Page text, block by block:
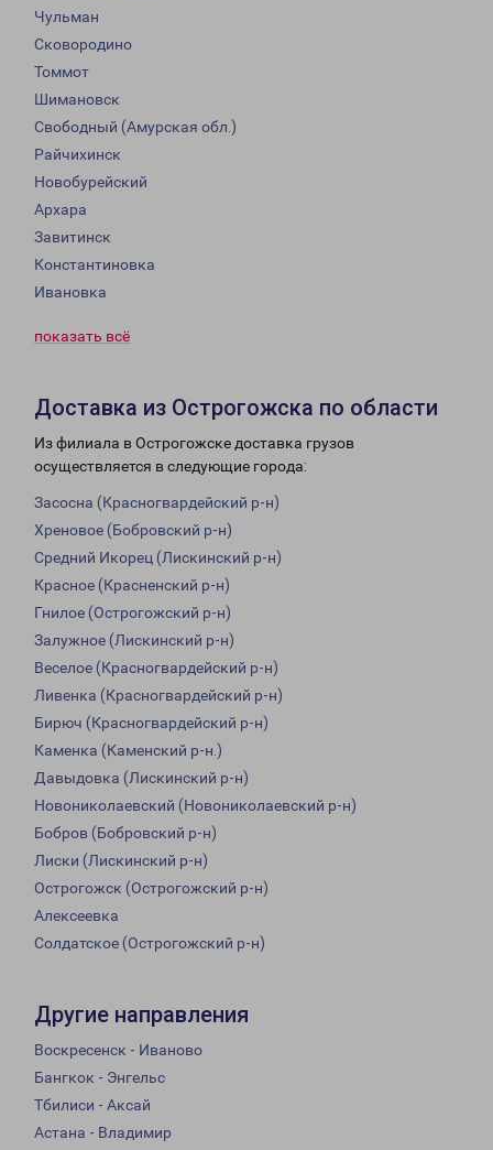
Чульман
Сковородино
Томмот
Шимановск
Свободный (Амурская обл.)
Райчихинск
Новобурейский
Архара
Завитинск
Константиновка
Ивановка
показать всё
Доставка из Острогожска по области
Из филиала в Острогожске доставка грузов
осуществляется в следующие города:
Засосна (Красногвардейский р-н)
Хреновое (Бобровский р-н)
Средний Икорец (Лискинский р-н)
Красное (Красненский р-н)
Гнилое (Острогожский р-н)
Залужное (Лискинский р-н)
Веселое (Красногвардейский р-н)
Ливенка (Красногвардейский р-н)
Бирюч (Красногвардейский р-н)
Каменка (Каменский р-н.)
Давыдовка (Лискинский р-н)
Новониколаевский (Новониколаевский р-н)
Бобров (Бобровский р-н)
Лиски (Лискинский р-н)
Острогожск (Острогожский р-н)
Алексеевка
Солдатское (Острогожский р-н)
Другие направления
Воскресенск - Иваново
Бангкок - Энгельс
Тбилиси - Аксай
Астана - Владимир